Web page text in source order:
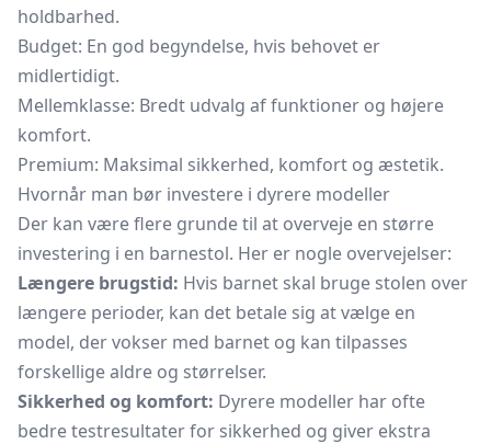
holdbarhed.
Budget: En god begyndelse, hvis behovet er
midlertidigt.
Mellemklasse: Bredt udvalg af funktioner og højere
komfort.
Premium: Maksimal sikkerhed, komfort og æstetik.
Hvornår man bør investere i dyrere modeller
Der kan være flere grunde til at overveje en større
investering i en barnestol. Her er nogle overvejelser:
Længere brugstid: Hvis barnet skal bruge stolen over
længere perioder, kan det betale sig at vælge en
model, der vokser med barnet og kan tilpasses
forskellige aldre og størrelser.
Sikkerhed og komfort: Dyrere modeller har ofte
bedre testresultater for sikkerhed og giver ekstra